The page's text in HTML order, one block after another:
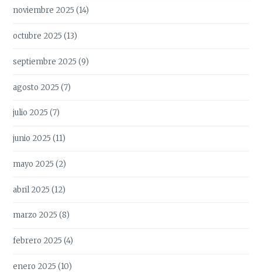
noviembre 2025 (14)
octubre 2025 (13)
septiembre 2025 (9)
agosto 2025 (7)
julio 2025 (7)
junio 2025 (11)
mayo 2025 (2)
abril 2025 (12)
marzo 2025 (8)
febrero 2025 (4)
enero 2025 (10)